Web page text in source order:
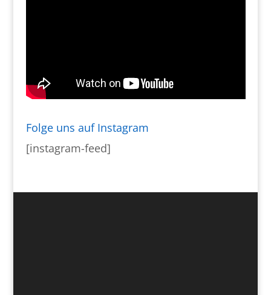
Folge uns auf Instagram
[instagram-feed]